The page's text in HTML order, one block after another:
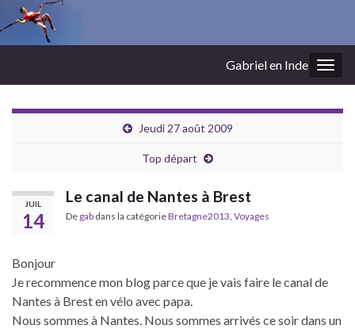
Gabriel en Inde
Jeudi 27 août 2009
Top départ
JUIL
14
Le canal de Nantes à Brest
De gab dans la catégorieBretagne2013, Voyages
Bonjour
Je recommence mon blog parce que je vais faire le canal de
Nantes à Brest en vélo avec papa.
Nous sommes à Nantes. Nous sommes arrivés ce soir dans un